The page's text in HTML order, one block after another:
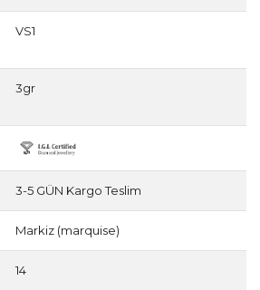
VS1
3gr
3-5 GÜN Kargo Teslim
Markiz (marquise)
14